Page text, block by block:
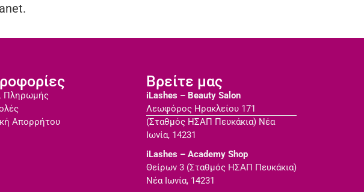
Πληρωμής
Απορρήτου
Βρείτε μας
iLashes – Beauty Salon
Λεωφόρος Ηρακλείου 171
(Σταθμός ΗΣΑΠ Πευκάκια) Νέα
Ιωνία, 14231
iLashes – Academy Shop
Θείρων 3 (Σταθμός ΗΣΑΠ Πευκάκια)
Νέα Ιωνία, 14231